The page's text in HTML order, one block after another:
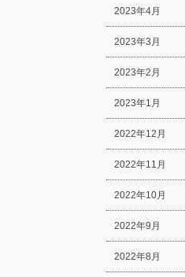
2023年4月
2023年3月
2023年2月
2023年1月
2022年12月
2022年11月
2022年10月
2022年9月
2022年8月